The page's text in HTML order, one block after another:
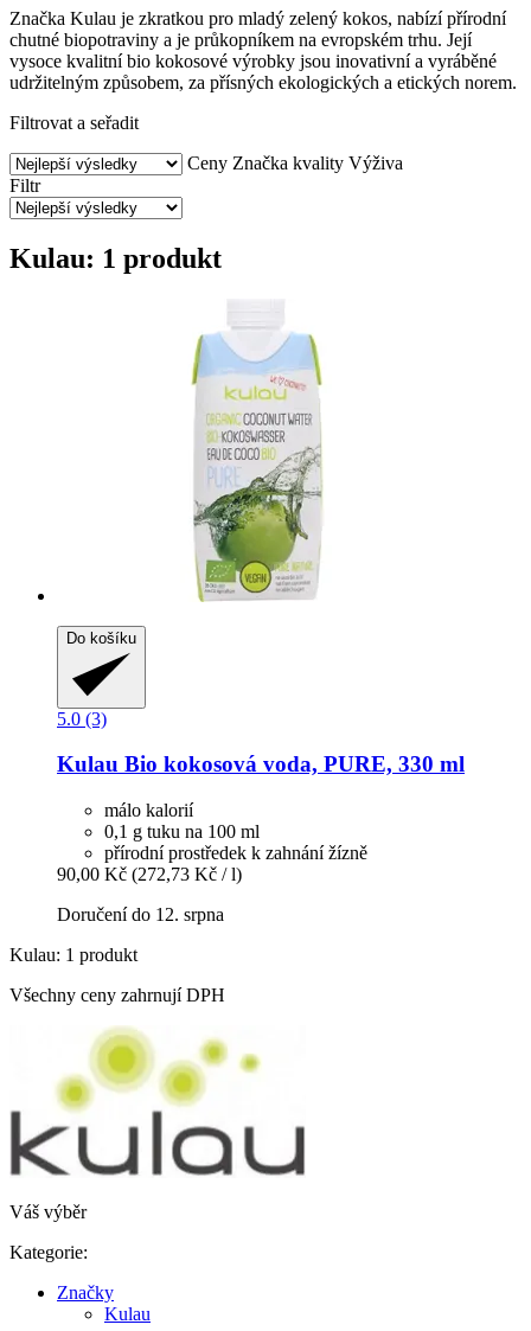
Značka Kulau je zkratkou pro mladý zelený kokos, nabízí přírodní
chutné biopotraviny a je průkopníkem na evropském trhu. Její
vysoce kvalitní bio kokosové výrobky jsou inovativní a vyráběné
udržitelným způsobem, za přísných ekologických a etických norem.
Filtrovat a seřadit
Ceny Značka kvality Výživa
Filtr
Kulau: 1 produkt
Do košíku
5.0 (3)
Kulau Bio kokosová voda, PURE, 330 ml
málo kalorií
0,1 g tuku na 100 ml
přírodní prostředek k zahnání žízně
90,00 Kč (272,73 Kč / l)
Doručení do 12. srpna
Kulau: 1 produkt
Všechny ceny zahrnují DPH
Váš výběr
Kategorie:
Značky
Kulau